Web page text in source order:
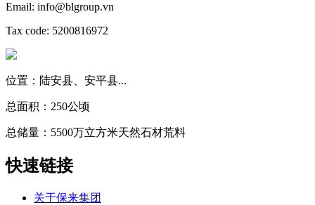
Email: info@blgroup.vn
Tax code: 5200816972
位置：陆安县、安平县...
总面积：250公顷
总储量：5500万立方米天然石材荒料
快速链接
关于保来集团